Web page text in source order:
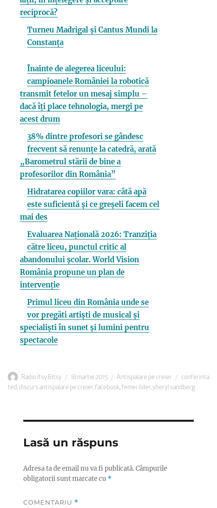
reciprocă?
Turneu Madrigal și Cantus Mundi la
Constanța
Înainte de alegerea liceului:
campioanele României la robotică
transmit fetelor un mesaj simplu –
dacă îți place tehnologia, mergi pe
acest drum
38% dintre profesori se gândesc
frecvent să renunțe la catedră, arată
„Barometrul stării de bine a
profesorilor din România”
Hidratarea copiilor vara: câtă apă
este suficientă și ce greșeli facem cel
mai des
Evaluarea Națională 2026: Tranziția
către liceu, punctul critic al
abandonului școlar. World Vision
România propune un plan de
intervenție
Primul liceu din România unde se
vor pregăti artiști de musical și
specialiști în sunet și lumini pentru
spectacole
Autor
Radio Itsy Bitsy
Publicat
pe
18 martie 2015 Categorii
Antispalare pe creier Etichete
conferinta
ted discurs antispalare pe creier facebook femei-lider sheryl sandberg
Lasă un răspuns
Adresa ta de email nu va fi publicată.Câmpurile
obligatorii sunt marcate cu *
COMENTARIU *